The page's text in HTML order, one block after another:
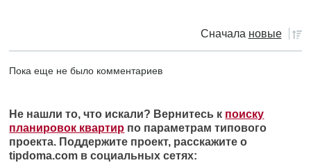
Сначала новые
Пока еще не было комментариев
Не нашли то, что искали? Вернитесь к поиску
планировок квартир по параметрам типового
проекта. Поддержите проект, расскажите о
tipdoma.com в социальных сетях: